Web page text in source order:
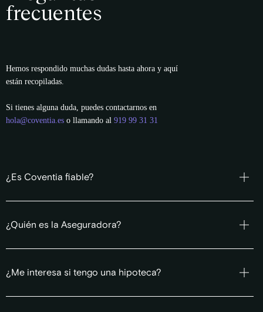
frecuentes
Hemos respondido muchas dudas hasta ahora y aquí
están recopiladas.
Si tienes alguna duda, puedes contactarnos en
hola@coventia.es o llamando al 919 99 31 31
¿Es Coventia fiable?
¿Quién es la Aseguradora?
¿Me interesa si tengo una hipoteca?